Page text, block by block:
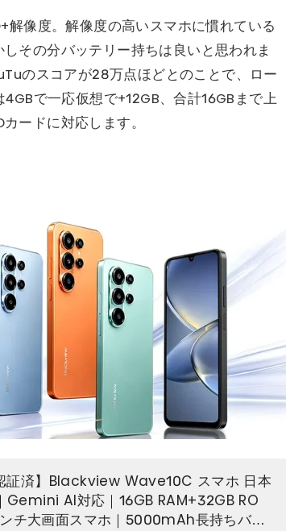
像度。解像度の高いスマホに慣れている
その分バッテリー持ちは良いと思われま
のスコアが28万点ほどとのことで、ロー
で一応仮想で+12GB、合計16GBまで上
ードに対応します。
証済】Blackview Wave10C スマホ 日本
AI対応｜16GB RAM+32GB RO
チ大画面スマホ｜5000mAh長持ちバッ